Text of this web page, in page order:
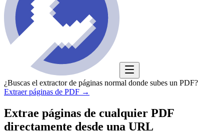
¿Buscas el extractor de páginas normal donde subes un PDF?
Extraer páginas de PDF →
Extrae páginas de cualquier PDF
directamente desde una URL